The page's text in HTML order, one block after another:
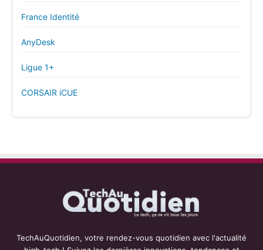
France Identité
AnyDesk
Ligue 1+
CORSAIR iCUE
TechAuQuotidien, votre rendez-vous quotidien avec l'actualité